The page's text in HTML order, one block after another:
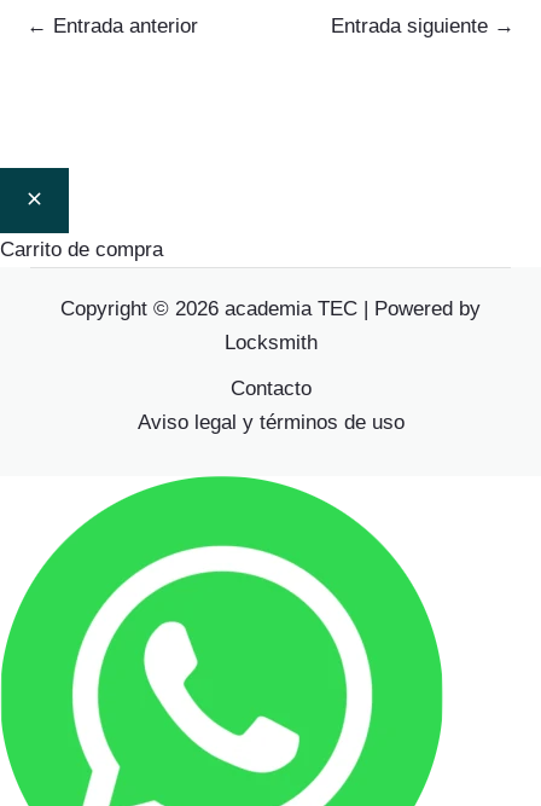
← Entrada anterior Entrada siguiente →
Carrito de compra
Copyright © 2026 academia TEC | Powered by
Locksmith
Contacto
Aviso legal y términos de uso